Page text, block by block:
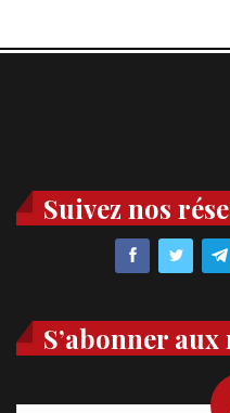
Suivez nos
S’abonner